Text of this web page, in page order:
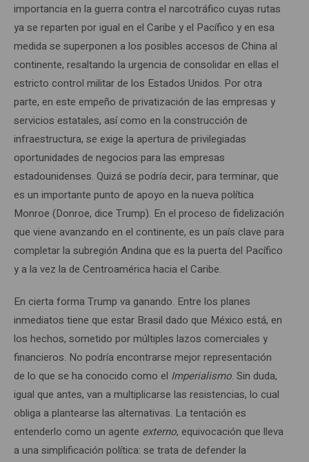
importancia en la guerra contra el narcotráfico cuyas rutas
ya se reparten por igual en el Caribe y el Pacífico y en esa
medida se superponen a los posibles accesos de China al
continente, resaltando la urgencia de consolidar en ellas el
estricto control militar de los Estados Unidos. Por otra
parte, en este empeño de privatización de las empresas y
servicios estatales, así como en la construcción de
infraestructura, se exige la apertura de privilegiadas
oportunidades de negocios para las empresas
estadounidenses. Quizá se podría decir, para terminar, que
es un importante punto de apoyo en la nueva política
Monroe (Donroe, dice Trump). En el proceso de fidelización
que viene avanzando en el continente, es un país clave para
completar la subregión Andina que es la puerta del Pacífico
y a la vez la de Centroamérica hacia el Caribe.
En cierta forma Trump va ganando. Entre los planes
inmediatos tiene que estar Brasil dado que México está, en
los hechos, sometido por múltiples lazos comerciales y
financieros. No podría encontrarse mejor representación
de lo que se ha conocido como el Imperialismo. Sin duda,
igual que antes, van a multiplicarse las resistencias, lo cual
obliga a plantearse las alternativas. La tentación es
entenderlo como un agente externo, equivocación que lleva
a una simplificación política: se trata de defender la